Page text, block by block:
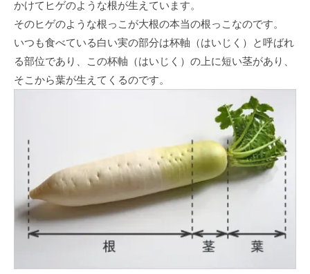
かけてヒゲのような根が生えています。
そのヒゲのような根っこが大根の本当の根っこなのです。
いつも食べている白い実の部分は杯軸（はいじく）と呼ばれ
る部位であり、この杯軸（はいじく）の上に短い茎があり、
そこから葉が生えてくるのです。